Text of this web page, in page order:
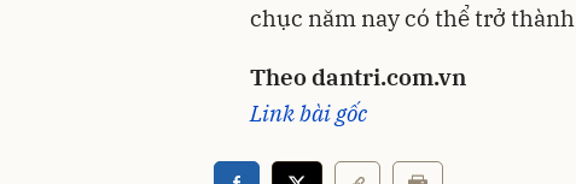
chục năm nay có thể trở
Theo dantri.com.vn
Link bài gốc